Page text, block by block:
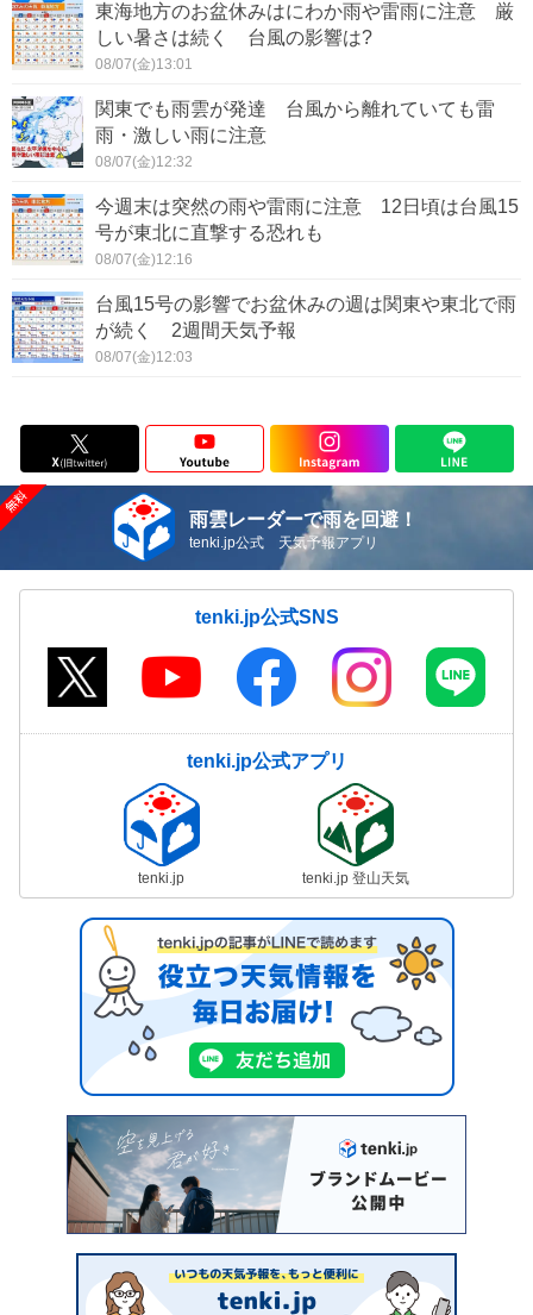
東海地方のお盆休みはにわか雨や雷雨に注意 厳
しい暑さは続く 台風の影響は?
08/07(金)13:01
関東でも雨雲が発達 台風から離れていても雷
雨・激しい雨に注意
08/07(金)12:32
今週末は突然の雨や雷雨に注意 12日頃は台風15
号が東北に直撃する恐れも
08/07(金)12:16
台風15号の影響でお盆休みの週は関東や東北で雨
が続く 2週間天気予報
08/07(金)12:03
雨雲レーダーで雨を回避！
tenki.jp公式 天気予報アプリ
tenki.jp公式SNS
tenki.jp公式アプリ
tenki.jp tenki.jp 登山天気